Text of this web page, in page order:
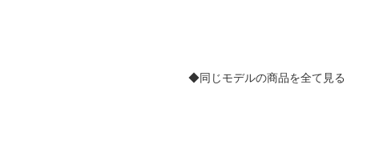
◆同じモデルの商品を全て見る